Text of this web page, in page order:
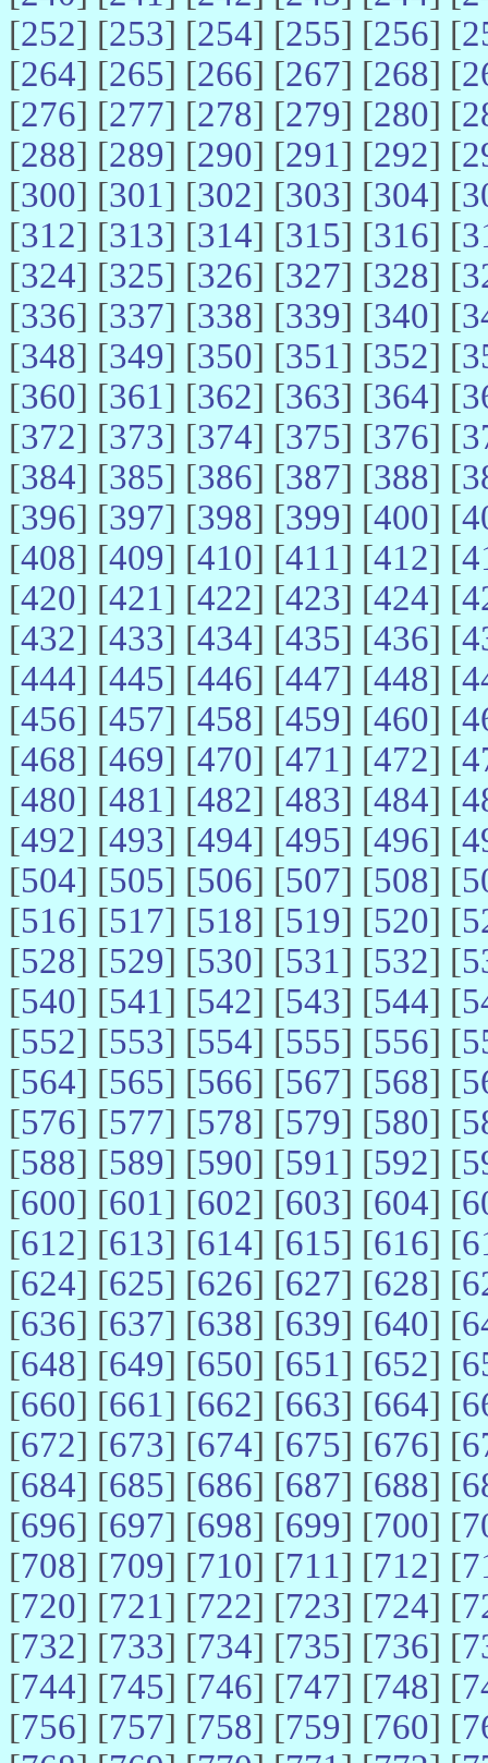
[252] [253] [254] [255] [256] [
[264] [265] [266] [267] [268] [
[276] [277] [278] [279] [280] [
[288] [289] [290] [291] [292] [
[300] [301] [302] [303] [304] [
[312] [313] [314] [315] [316] [
[324] [325] [326] [327] [328] [
[336] [337] [338] [339] [340] [
[348] [349] [350] [351] [352] [
[360] [361] [362] [363] [364] [
[372] [373] [374] [375] [376] [
[384] [385] [386] [387] [388] [
[396] [397] [398] [399] [400] [
[408] [409] [410] [411] [412] [
[420] [421] [422] [423] [424] [
[432] [433] [434] [435] [436] [
[444] [445] [446] [447] [448] [
[456] [457] [458] [459] [460] [
[468] [469] [470] [471] [472] [
[480] [481] [482] [483] [484] [
[492] [493] [494] [495] [496] [
[504] [505] [506] [507] [508] [
[516] [517] [518] [519] [520] [
[528] [529] [530] [531] [532] [
[540] [541] [542] [543] [544] [
[552] [553] [554] [555] [556] [
[564] [565] [566] [567] [568] [
[576] [577] [578] [579] [580] [
[588] [589] [590] [591] [592] [
[600] [601] [602] [603] [604] [
[612] [613] [614] [615] [616] [
[624] [625] [626] [627] [628] [
[636] [637] [638] [639] [640] [
[648] [649] [650] [651] [652] [
[660] [661] [662] [663] [664] [
[672] [673] [674] [675] [676] [
[684] [685] [686] [687] [688] [
[696] [697] [698] [699] [700] [
[708] [709] [710] [711] [712] [
[720] [721] [722] [723] [724] [
[732] [733] [734] [735] [736] [
[744] [745] [746] [747] [748] [
[756] [757] [758] [759] [760] [